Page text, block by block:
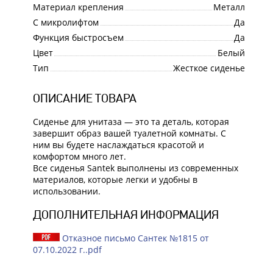
Материал крепления
Металл
С микролифтом
Да
Функция быстросъем
Да
Цвет
Белый
Тип
Жесткое сиденье
ОПИСАНИЕ ТОВАРА
Сиденье для унитаза — это та деталь, которая
завершит образ вашей туалетной комнаты. С
ним вы будете наслаждаться красотой и
комфортом много лет.
Все сиденья Santek выполнены из современных
материалов, которые легки и удобны в
использовании.
ДОПОЛНИТЕЛЬНАЯ ИНФОРМАЦИЯ
Отказное письмо Сантек №1815 от
07.10.2022 г..pdf